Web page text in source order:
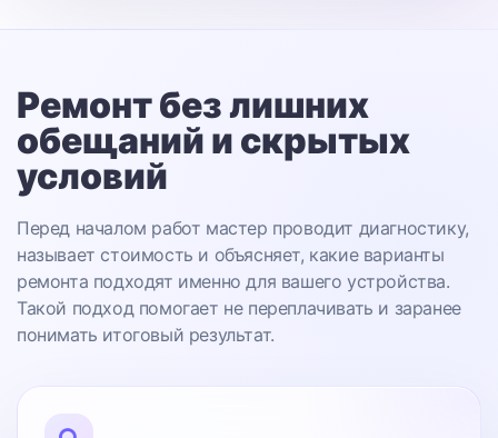
Ремонт без лишних
обещаний и скрытых
условий
Перед началом работ мастер проводит диагностику,
называет стоимость и объясняет, какие варианты
ремонта подходят именно для вашего устройства.
Такой подход помогает не переплачивать и заранее
понимать итоговый результат.